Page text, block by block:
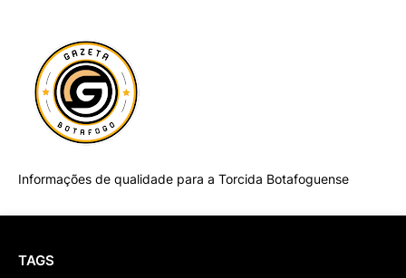
Informações de qualidade para a Torcida Botafoguense
TAGS